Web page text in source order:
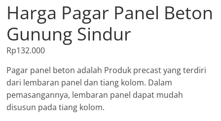
Harga Pagar Panel Beton
Gunung Sindur
Rp132.000
Pagar panel beton adalah Produk precast yang terdiri
dari lembaran panel dan tiang kolom. Dalam
pemasangannya, lembaran panel dapat mudah
disusun pada tiang kolom.